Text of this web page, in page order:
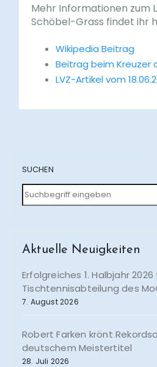
Mehr Informationen zum
Schöbel-Grass findet ihr
Wikipedia Beitrag
Beitrag beim Kreuzer
LVZ-Artikel vom
SUCHEN
Aktuelle Neuigkeiten
Erfolgreiches 1. Halbjahr
Tischtennisabteilung des
7. August 2026
Robert Farken krönt
deutschem Meistertitel
28. Juli 2026